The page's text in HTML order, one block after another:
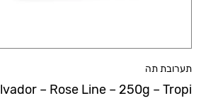
תערובת תה
– Rose Line – 250g – Tropi